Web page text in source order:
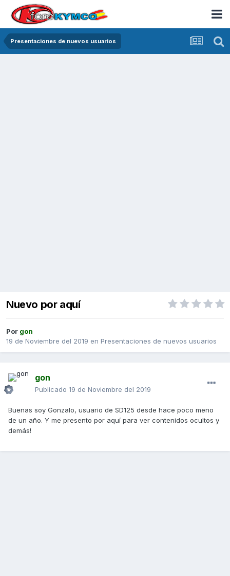
Presentaciones de nuevos usuarios
Nuevo por aquí
Por gon
19 de Noviembre del 2019 en Presentaciones de nuevos usuarios
gon
Publicado 19 de Noviembre del 2019
Buenas soy Gonzalo, usuario de SD125 desde hace poco meno
de un año. Y me presento por aquí para ver contenidos ocultos y
demás!